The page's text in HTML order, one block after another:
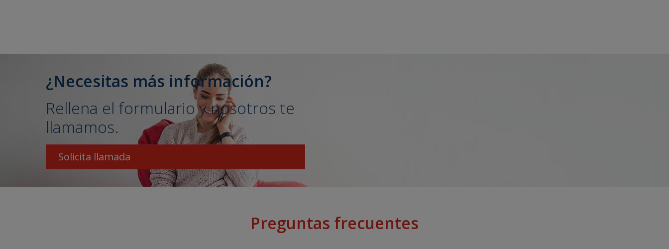
¿Necesitas más información?
Rellena el formulario y nosotros te
llamamos.
Solicita llamada
Preguntas frecuentes